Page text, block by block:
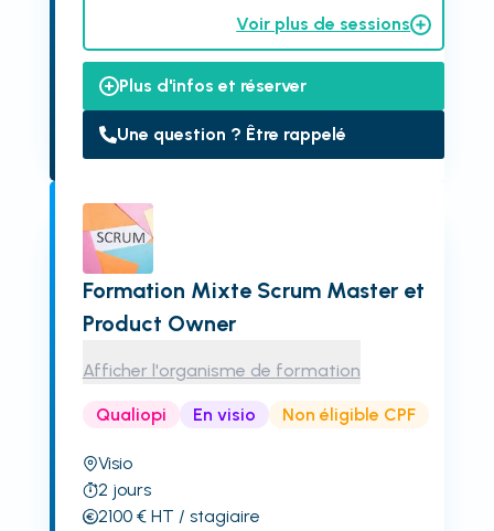
Voir plus de sessions
Plus d'infos et réserver
Une question ? Être rappelé
Formation Mixte Scrum Master et
Product Owner
Afficher l'organisme de formation
Qualiopi En visio Non éligible CPF
Visio
2 jours
2100€ HT / stagiaire